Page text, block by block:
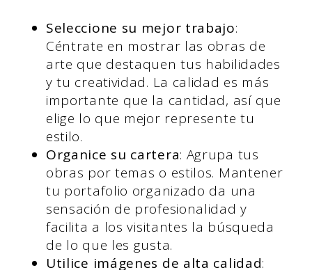
Seleccione su mejor trabajo:
Céntrate en mostrar las obras de
arte que destaquen tus habilidades
y tu creatividad. La calidad es más
importante que la cantidad, así que
elige lo que mejor represente tu
estilo.
Organice su cartera: Agrupa tus
obras por temas o estilos. Mantener
tu portafolio organizado da una
sensación de profesionalidad y
facilita a los visitantes la búsqueda
de lo que les gusta.
Utilice imágenes de alta calidad: